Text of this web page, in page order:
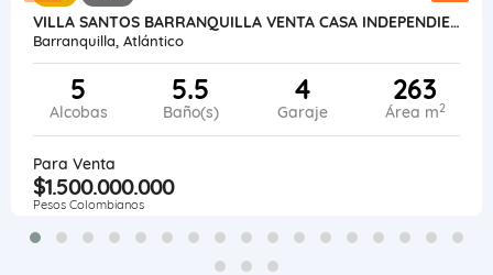
VILLA SANTOS BARRANQUILLA VENTA CASA INDEPENDIENTE 263 M2 LOTE 510 M2
Barranquilla, Atlántico
5
Alcobas
5.5
Baño(s)
4
Garaje
263
Área m2
Para Venta
$1.500.000.000
Pesos Colombianos